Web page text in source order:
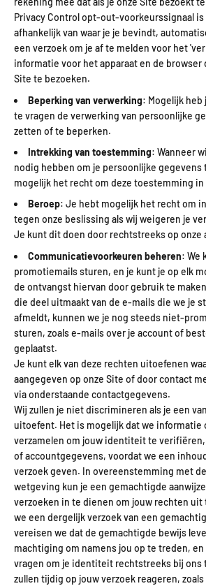
Privacy Control opt-out-voorkeurssignaal
afhankelijk van waar je je bevindt,
een verzoek om je af te melden voor het
informatie voor het apparaat en de browser
Site te bezoeken.
Beperking van verwerking: Mogelijk
te vragen de verwerking van persoonlijke
zetten of te beperken.
Intrekking van toestemming: Wanneer
nodig hebben om je persoonlijke gegevens
mogelijk het recht om deze toestemming
Beroep: Je hebt mogelijk het recht om
tegen onze beslissing als wij weigeren je
Je kunt dit doen door rechtstreeks op onze
Communicatievoorkeuren beheren: We
promotiemails sturen, en je kunt je op elk
de ontvangst hiervan door gebruik te
die deel uitmaakt van de e-mails die we je
afmeldt, kunnen we je nog steeds niet-
sturen, zoals e-mails over je account of
geplaatst.
Je kunt elk van deze rechten uitoefenen
aangegeven op onze Site of door contact
via onderstaande contactgegevens.
Wij zullen je niet discrimineren als je een
uitoefent. Het is mogelijk dat we informatie
verzamelen om jouw identiteit te
of accountgegevens, voordat we een
verzoek geven. In overeenstemming met
wetgeving kun je een gemachtigde
verzoeken in te dienen om jouw rechten uit
we een dergelijk verzoek van een
vereisen we dat de gemachtigde bewijs
machtiging om namens jou op te treden, en
vragen om je identiteit rechtstreeks bij ons
zullen tijdig op jouw verzoek reageren,